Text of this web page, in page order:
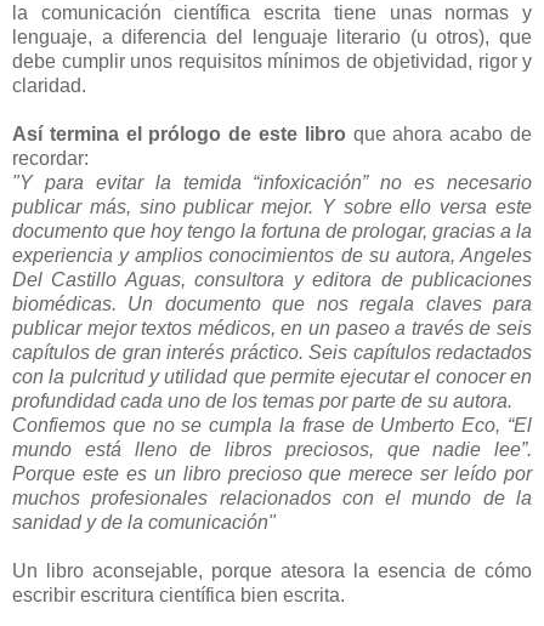
la comunicación científica escrita tiene unas normas y
lenguaje, a diferencia del lenguaje literario (u otros), que
debe cumplir unos requisitos mínimos de objetividad, rigor y
claridad.
Así termina el prólogo de este libro que ahora acabo de
recordar:
"Y para evitar la temida “infoxicación” no es necesario
publicar más, sino publicar mejor. Y sobre ello versa este
documento que hoy tengo la fortuna de prologar, gracias a la
experiencia y amplios conocimientos de su autora, Angeles
Del Castillo Aguas, consultora y editora de publicaciones
biomédicas. Un documento que nos regala claves para
publicar mejor textos médicos, en un paseo a través de seis
capítulos de gran interés práctico. Seis capítulos redactados
con la pulcritud y utilidad que permite ejecutar el conocer en
profundidad cada uno de los temas por parte de su autora.
Confiemos que no se cumpla la frase de Umberto Eco, “El
mundo está lleno de libros preciosos, que nadie lee”.
Porque este es un libro precioso que merece ser leído por
muchos profesionales relacionados con el mundo de la
sanidad y de la comunicación"
Un libro aconsejable, porque atesora la esencia de cómo
escribir escritura científica bien escrita.